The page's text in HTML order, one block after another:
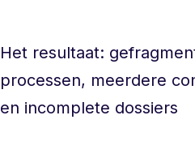
Het resultaat:
processen, meerdere
en incomplete dossiers